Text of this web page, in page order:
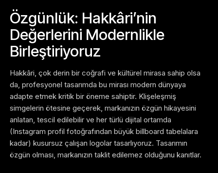
Özgünlük: Hakkâri’nin
Değerlerini Modernlikle
Birleştiriyoruz
Hakkâri, çok derin bir coğrafi ve kültürel mirasa sahip olsa
da, profesyonel tasarımda bu mirası modern dünyaya
adapte etmek kritik bir öneme sahiptir. Klişeleşmiş
simgelerin ötesine geçerek, markanızın özgün hikayesini
anlatan, tescil edilebilir ve her türlü dijital ortamda
(Instagram profil fotoğrafından büyük billboard tabelalara
kadar) kusursuz çalışan logolar tasarlıyoruz. Tasarımın
özgün olması, markanızın taklit edilemez olduğunu kanıtlar.